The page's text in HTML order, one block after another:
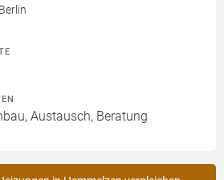
Austausch, Beratung